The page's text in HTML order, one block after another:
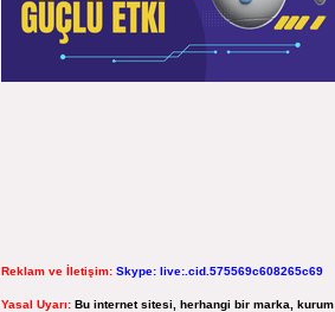
Reklam ve İletişim: Skype: live:.cid.575569c608265c69
Yasal Uyarı: Bu internet sitesi, herhangi bir marka, kurum